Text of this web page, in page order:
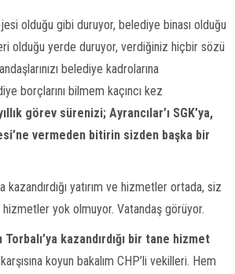
olduğu gibi duruyor, belediye binası olduğu
olduğu yerde duruyor, verdiğiniz hiçbir sözü
belediye kadrolarına
borçlarını bilmem kaçıncı kez
görev sürenizi; Ayrancılar’ı SGK’ya,
vermeden bitirin sizden başka bir
kazandırdığı yatırım ve hizmetler ortada, siz
yok olmuyor. Vatandaş görüyor.
kazandırdığı bir tane hizmet
karşısına koyun bakalım CHP’li vekilleri. Hem